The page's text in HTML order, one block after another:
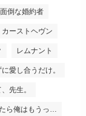
倒な婚約者
カーストヘヴン
レムナント
愛し合うだけ。
先生。
ら俺はもうっ…